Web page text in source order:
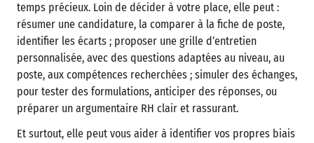
temps précieux. Loin de décider à votre place, elle peut :
résumer une candidature, la comparer à la fiche de poste,
identifier les écarts ; proposer une grille d’entretien
personnalisée, avec des questions adaptées au niveau, au
poste, aux compétences recherchées ; simuler des échanges,
pour tester des formulations, anticiper des réponses, ou
préparer un argumentaire RH clair et rassurant.
Et surtout, elle peut vous aider à identifier vos propres biais